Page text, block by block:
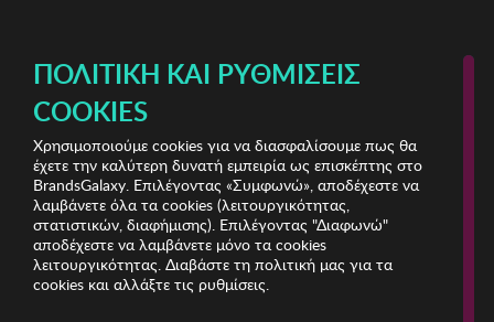
Lucky Bees Bags
Lucky Bees Bags
Λήγει σε: 00ημέρες | 00ώρες 00λεπτά 00δευτ.
ΠΟΛΙΤΙΚΉ ΚΑΙ ΡΥΘΜΊΣΕΙΣ
COOKIES
Χρησιμοποιούμε cookies για να διασφαλίσουμε πως θα
έχετε την καλύτερη δυνατή εμπειρία ως επισκέπτης στο
BrandsGalaxy. Επιλέγοντας «Συμφωνώ», αποδέχεστε να
λαμβάνετε όλα τα cookies (λειτουργικότητας,
στατιστικών, διαφήμισης). Επιλέγοντας "Διαφωνώ"
αποδέχεστε να λαμβάνετε μόνο τα cookies
λειτουργικότητας. Διαβάστε τη πολιτική μας για τα
cookies και αλλάξτε τις ρυθμίσεις.